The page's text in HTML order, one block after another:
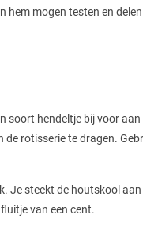
hem mogen testen en
soort hendeltje bij voor
de rotisserie te dragen.
Je steekt de houtskool
van een cent.